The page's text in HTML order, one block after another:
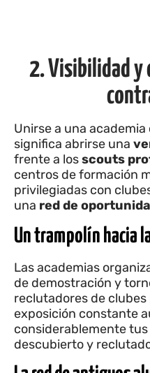
2. Visibilidad y
Unirse a una
significa abrirse una
frente a losscouts
centros de formación
privilegiadas con
una red de
Un trampolín hacia
Las academias
de demostración y
reclutadores de
exposición constante
considerablemente
descubierto y